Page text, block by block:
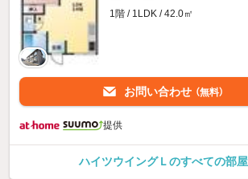
1階 / 1LDK / 42.0㎡
お問い合わせ （無料）
提供
ハイツウイングＬのすべての部